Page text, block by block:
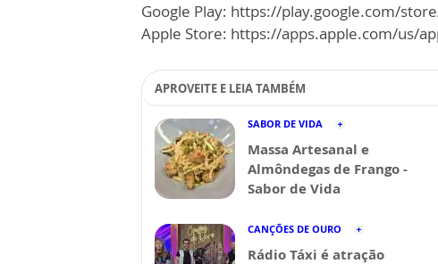
Google Play: https://play.google.com/
Apple Store: https://apps.apple.com/us/
APROVEITE E LEIA TAMBÉM
SABOR DE VIDA
Massa Artesanal e
Almôndegas de Frango -
Sabor de Vida
CANÇÕES DE OURO
Rádio Táxi é atração